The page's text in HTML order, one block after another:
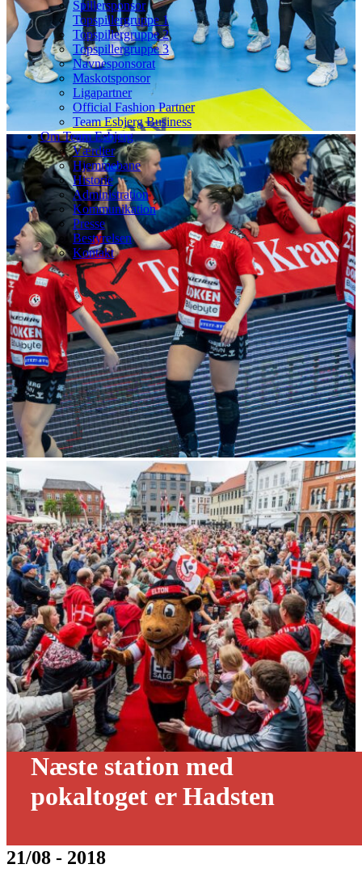
Spillersponsor
Topspillergruppe 1
Topspillergruppe 2
Topspillergruppe 3
Navnesponsorat
Maskotsponsor
Ligapartner
Official Fashion Partner
Team Esbjerg Business
Om Team Esbjerg
Værdier
Hjemmebane
Historie
Administration
Kommunikation
Presse
Bestyrelsen
Kontakt
Næste station med
pokaltoget er Hadsten
21/08 - 2018